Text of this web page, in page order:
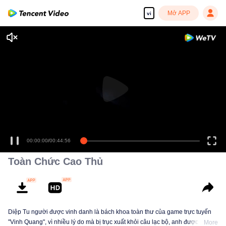
vi Mở APP
00:00:00/00:44:56
Toàn Chức Cao Thủ
Diệp Tu người được vinh danh là bách khoa toàn thư của game trực tuyến
"Vinh Quang", vì nhiều lý do mà bị trục xuất khỏi câu lạc bộ, anh được bàMore